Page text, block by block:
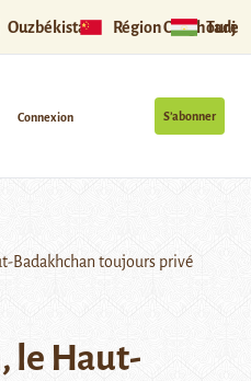
Ouzbékistan Région Ouïghoure
S’abonner
Connexion
Badakhchan toujours privé
le Haut-